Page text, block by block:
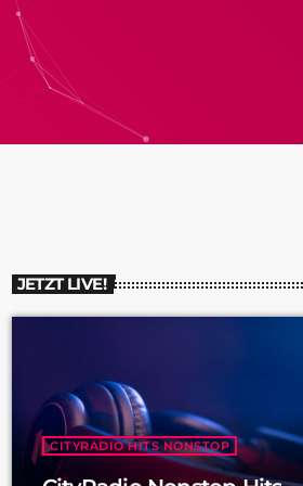
JETZT LIVE!
CITYRADIO HITS NONSTOP